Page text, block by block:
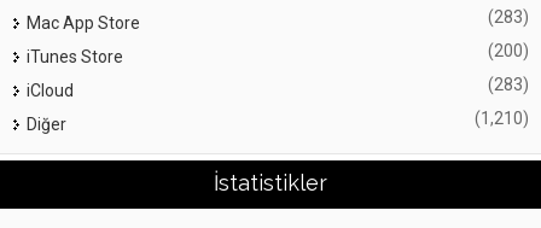
Mac App Store (283)
iTunes Store (200)
iCloud (283)
Diğer (1,210)
İstatistikler